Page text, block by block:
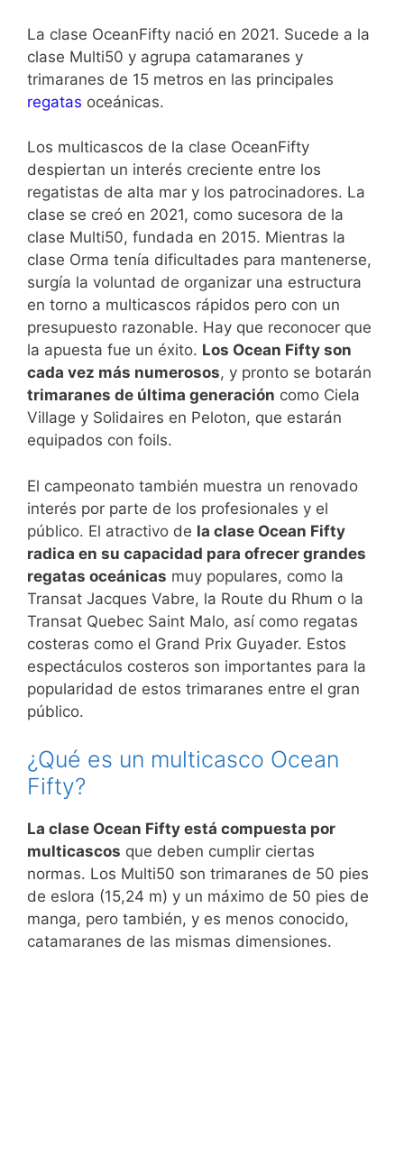
La clase OceanFifty nació en 2021. Sucede a la
clase Multi50 y agrupa catamaranes y
trimaranes de 15 metros en las principales
regatas oceánicas.
Los multicascos de la clase OceanFifty
despiertan un interés creciente entre los
regatistas de alta mar y los patrocinadores. La
clase se creó en 2021, como sucesora de la
clase Multi50, fundada en 2015. Mientras la
clase Orma tenía dificultades para mantenerse,
surgía la voluntad de organizar una estructura
en torno a multicascos rápidos pero con un
presupuesto razonable. Hay que reconocer que
la apuesta fue un éxito. Los Ocean Fifty son
cada vez más numerosos, y pronto se botarán
trimaranes de última generación como Ciela
Village y Solidaires en Peloton, que estarán
equipados con foils.
El campeonato también muestra un renovado
interés por parte de los profesionales y el
público. El atractivo de la clase Ocean Fifty
radica en su capacidad para ofrecer grandes
regatas oceánicas muy populares, como la
Transat Jacques Vabre, la Route du Rhum o la
Transat Quebec Saint Malo, así como regatas
costeras como el Grand Prix Guyader. Estos
espectáculos costeros son importantes para la
popularidad de estos trimaranes entre el gran
público.
¿Qué es un multicasco Ocean
Fifty?
La clase Ocean Fifty está compuesta por
multicascos que deben cumplir ciertas
normas. Los Multi50 son trimaranes de 50 pies
de eslora (15,24 m) y un máximo de 50 pies de
manga, pero también, y es menos conocido,
catamaranes de las mismas dimensiones.